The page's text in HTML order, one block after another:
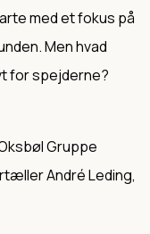
med et fokus på
Men hvad
for spejderne?
Gruppe
André Leding,